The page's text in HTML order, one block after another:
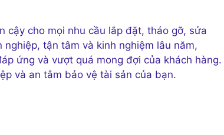
cậy cho mọi nhu cầu lắp đặt, tháo gỡ, sửa
tận tâm và kinh nghiệm lâu năm,
ứng và vượt quá mong đợi của khách hàng.
và an tâm bảo vệ tài sản của bạn.